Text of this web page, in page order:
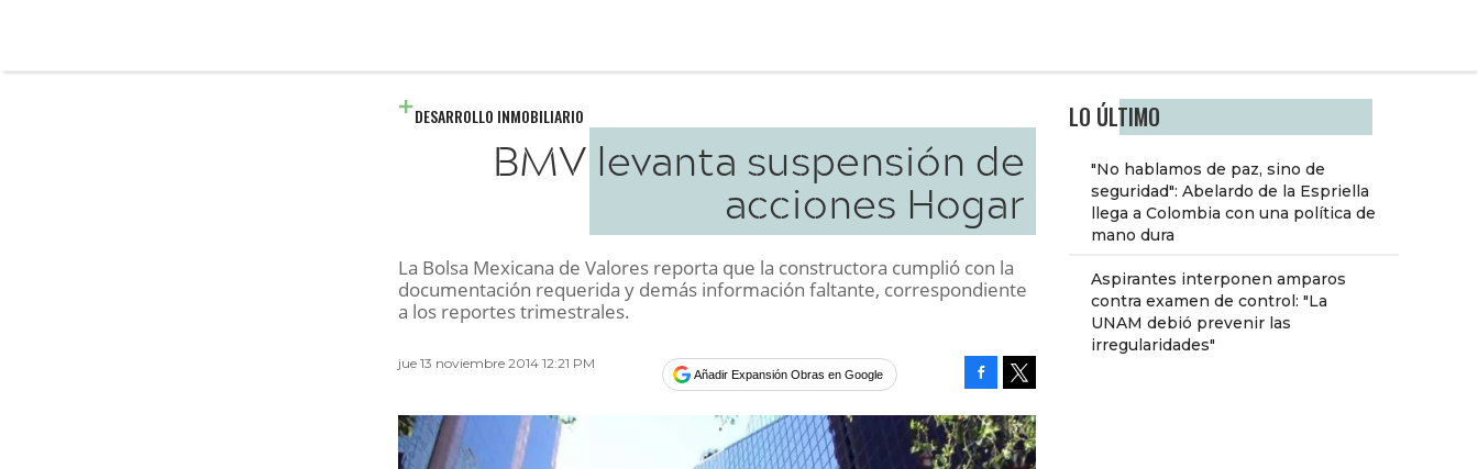
LO ÚLTIMO
"No hablamos de paz, sino de
seguridad": Abelardo de la Espriella
llega a Colombia con una política de
mano dura
Aspirantes interponen amparos
contra examen de control: "La
UNAM debió prevenir las
irregularidades"
DESARROLLO INMOBILIARIO
BMV levanta suspensión de
acciones Hogar
La Bolsa Mexicana de Valores reporta que la constructora cumplió con la
documentación requerida y demás información faltante, correspondiente
a los reportes trimestrales.
jue 13 noviembre 2014 12:21 PM
Añadir Expansión Obras en Google